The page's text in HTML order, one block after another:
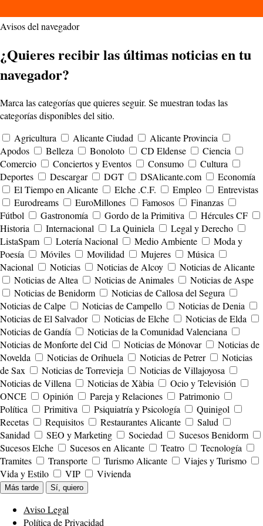
Avisos del navegador
¿Quieres recibir las últimas noticias en tu
navegador?
Marca las categorías que quieres seguir. Se muestran todas las
categorías disponibles del sitio.
Agricultura
Alicante Ciudad
Alicante Provincia
Apodos
Belleza Bonoloto CD Eldense
Ciencia
Comercio
Conciertos y Eventos Consumo
Cultura
Deportes
Descargar DGT DSAlicante.com
Economía
El Tiempo en Alicante
Elche .C.F. Empleo
Entrevistas
Eurodreams
EuroMillones Famosos
Finanzas
Fútbol
Gastronomía Gordo de la Primitiva
Hércules CF
Historia
Internacional La Quiniela
Legal y Derecho
ListaSpam
Lotería Nacional Medio Ambiente
Moda y
Poesía
Móviles Movilidad Mujeres
Música
Nacional
Noticias Noticias de Alcoy
Noticias de Alicante
Noticias de Altea
Noticias de Animales
Noticias de Aspe
Noticias de Benidorm
Noticias de Callosa del Segura
Noticias de Calpe
Noticias de Campello
Noticias de Denia
Noticias de El Salvador
Noticias de Elche
Noticias de Elda
Noticias de Gandía
Noticias de la Comunidad Valenciana
Noticias de Monforte del Cid
Noticias de Mónovar
Noticias de
Novelda
Noticias de Orihuela Noticias de Petrer
Noticias
de Sax
Noticias de Torrevieja
Noticias de Villajoyosa
Noticias de Villena
Noticias de Xàbia
Ocio y Televisión
ONCE
Opinión Pareja y Relaciones
Patrimonio
Política
Primitiva Psiquiatría y Psicología
Quinigol
Recetas
Requisitos Restaurantes Alicante
Salud
Sanidad
SEO y Marketing Sociedad
Sucesos Benidorm
Sucesos Elche
Sucesos en Alicante Teatro
Tecnología
Tramites
Transporte Turismo Alicante
Viajes y Turismo
Vida y Estilo
VIP Vivienda
Más tarde Sí, quiero
Aviso Legal
Política de Privacidad